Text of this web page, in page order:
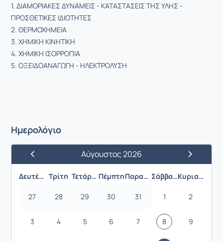
1. ΔΙΑΜΟΡΙΑΚΕΣ ΔΥΝΑΜΕΙΣ - ΚΑΤΑΣΤΑΣΕΙΣ ΤΗΣ ΥΛΗΣ -
ΠΡΟΣΘΕΤΙΚΕΣ ΙΔΙΟΤΗΤΕΣ
2. ΘΕΡΜΟΧΗΜΕΙΑ
3. ΧΗΜΙΚΗ ΚΙΝΗΤΙΚΗ
4. ΧΗΜΙΚΗ ΙΣΟΡΡΟΠΙΑ
5. ΟΞΕΙΔΟΑΝΑΓΩΓΗ - ΗΛΕΚΤΡΟΛΥΣΗ
Ημερολόγιο
Προηγούμενος ΜήναςΑύγουστος 2026
Επόμενος
Δευτέρα Τρίτη Τετάρτη Πέμπτη Παρασκευή Σάββατο Κυριακή
27 28 29 30 31 1 2
3 4 5 6 7 8 9